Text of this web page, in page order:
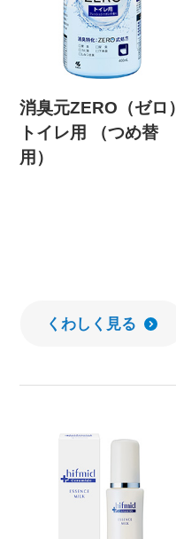
消臭元ZERO（ゼロ）
トイレ用 （つめ替
用）
くわしく見る